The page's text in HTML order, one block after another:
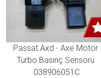
Passat Axd - Axe Motor
Turbo Basınç Sensörü
038906051C